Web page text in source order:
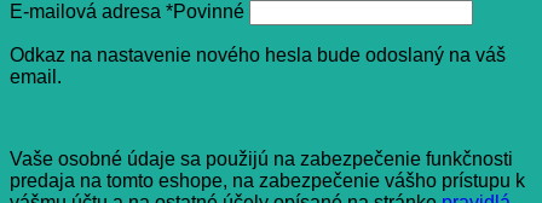
E-mailová adresa *Povinné
Odkaz na nastavenie nového hesla bude odoslaný na váš
email.
Vaše osobné údaje sa použijú na zabezpečenie funkčnosti
predaja na tomto eshope, na zabezpečenie vášho prístupu k